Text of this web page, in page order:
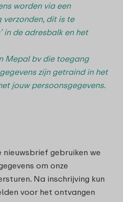
worden via een
dit is te
in de adresbalk en het
Mepal bv die toegang
zijn getraind in het
jouw persoonsgegevens.
nieuwsbrief gebruiken we
om onze
Na inschrijving kun
voor het ontvangen